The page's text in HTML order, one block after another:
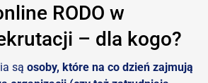
RODO w
– dla kogo?
są osoby, które na co dzień zajmują